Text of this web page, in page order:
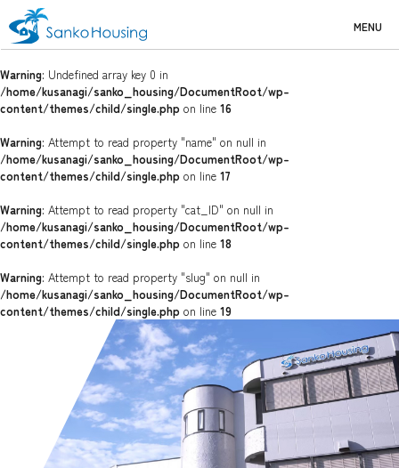
MENU
Warning: Undefined array key 0 in
/home/kusanagi/sanko_housing/DocumentRoot/wp-
content/themes/child/single.php on line 16
Warning: Attempt to read property "name" on null in
/home/kusanagi/sanko_housing/DocumentRoot/wp-
content/themes/child/single.php on line 17
Warning: Attempt to read property "cat_ID" on null in
/home/kusanagi/sanko_housing/DocumentRoot/wp-
content/themes/child/single.php on line 18
Warning: Attempt to read property "slug" on null in
/home/kusanagi/sanko_housing/DocumentRoot/wp-
content/themes/child/single.php on line 19